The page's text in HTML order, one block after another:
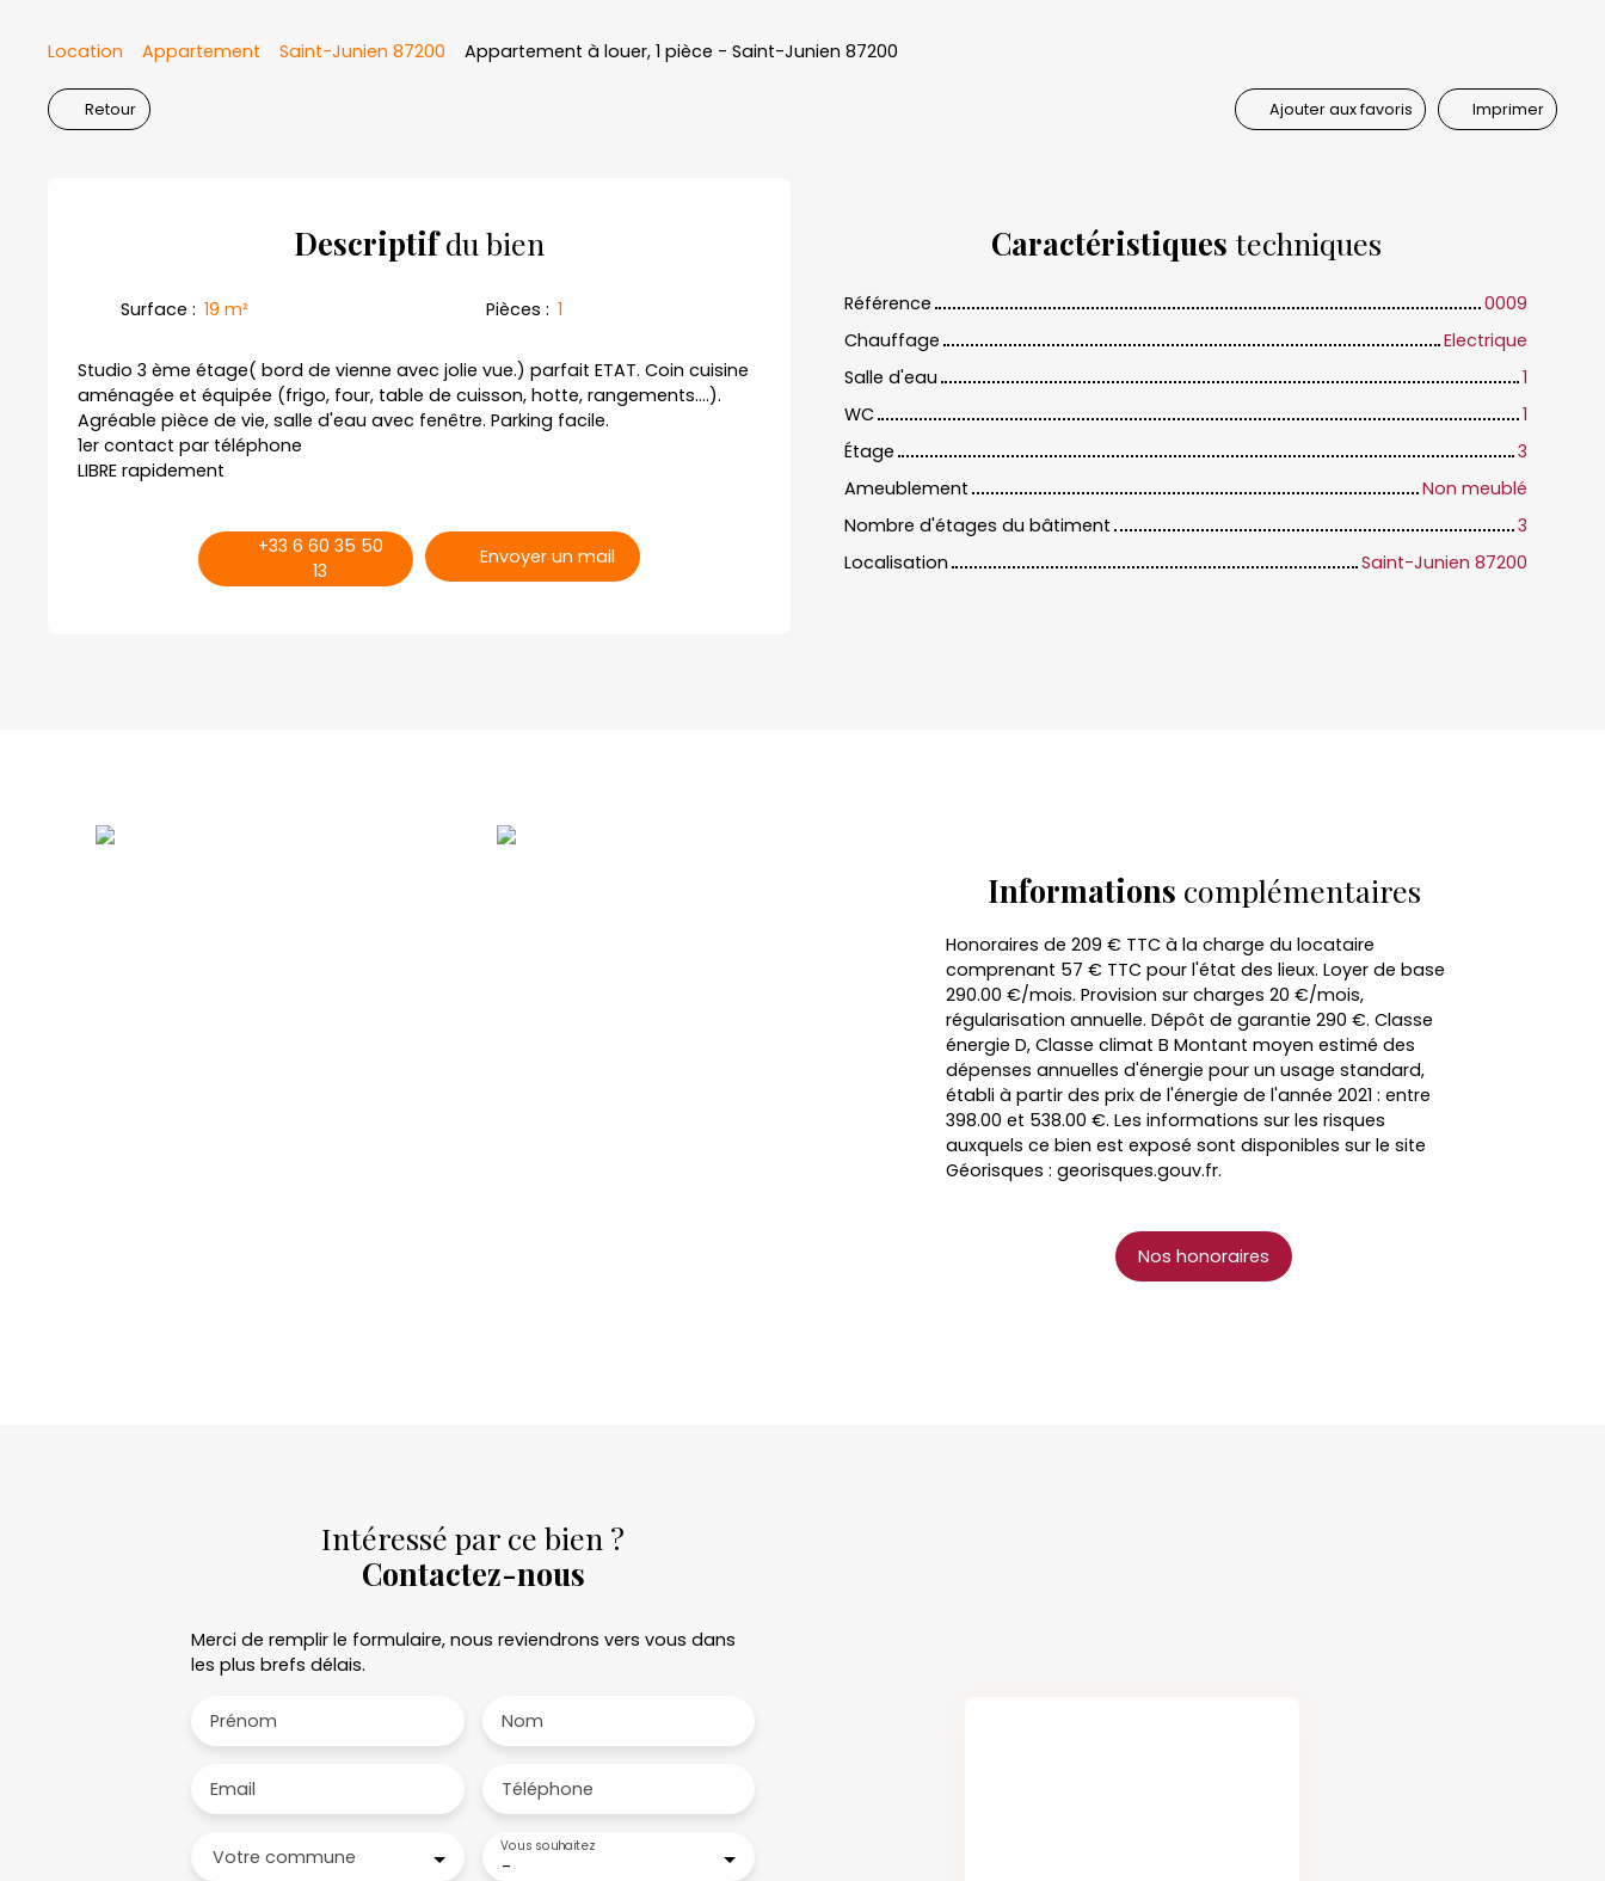
Location Appartement Saint-Junien 87200 Appartement à louer, 1 pièce - Saint-Junien 87200
Retour Ajouter aux favoris Imprimer
Descriptifdu bien
Surface : 19 m² Pièces : 1
Studio 3 ème étage( bord de vienne avec jolie vue.) parfait ETAT. Coin cuisine
aménagée et équipée (frigo, four, table de cuisson, hotte, rangements....).
Agréable pièce de vie, salle d'eau avec fenêtre. Parking facile.
1er contact par téléphone
LIBRE rapidement
+33 6 60 35 50
13
Envoyer un mail
Caractéristiques techniques
Référence
0009
Chauffage
Electrique
Salle d'eau
1
WC
1
Étage
3
Ameublement
Non meublé
Nombre d'étages du bâtiment
3
Localisation
Saint-Junien 87200
Informations complémentaires
Honoraires de 209 € TTC à la charge du locataire
comprenant 57 € TTC pour l'état des lieux. Loyer de base
290.00 €/mois. Provision sur charges 20 €/mois,
régularisation annuelle. Dépôt de garantie 290 €. Classe
énergie D, Classe climat B Montant moyen estimé des
dépenses annuelles d'énergie pour un usage standard,
établi à partir des prix de l'énergie de l'année 2021 : entre
398.00 et 538.00 €. Les informations sur les risques
auxquels ce bien est exposé sont disponibles sur le site
Géorisques : georisques.gouv.fr.
Nos honoraires
Intéressé par ce bien ?
Contactez-nous
Merci de remplir le formulaire, nous reviendrons vers vous dans
les plus brefs délais.
Prénom Nom
Email Téléphone
Votre commune -
Vous souhaitez